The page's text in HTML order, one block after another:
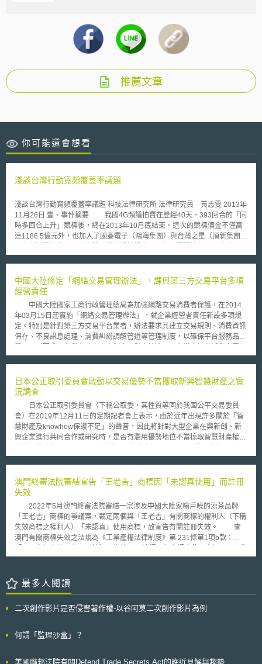
推薦文章
你可能還會想看
淺談台灣行動寬頻覆蓋率議題
淺談台灣行動寬頻覆蓋率議題 科技法律研究所 法律研究員 黃志雯 2013年
11月26日 壹、事件摘要 我國4G頻譜拍賣在歷經40天、393回合的「同
時多回合上升」競標後，終在2013年10月底結束。這次的競標價金不僅高
達1186.5億元外，也加入了國碁電子（鴻海集團）與台灣之星（頂新集團）
時，即可享受靜態1Gbps、行動間100Mbps的高速網路，在無線寬頻的高
越早，無論對產業、或是民眾皆是利大於弊。但是，從我國3G發展經驗可
知，行動寬頻基地台建置的普及程度，攸關整體產業發展的關鍵。因此，行
政院於今（2013）年11月成立「加速無線寬頻基礎設施小組」，依據電信
法第32條第2項的規定，並透過跨部會協調，逐步落實公有建築物開放建設
基地台之政策，增加4G業者涵蓋率，督促其儘速開台服務。同時，立法院
為讓公有建物建設基地台能順利推行，於同年11月三讀通過修正電信法第
32條。依據新修正之條文，未來除了因應輿論認為電磁波可能影響青少年發
外，其餘公有建築物之主管機關，無正當理由不得拒絕業者申請。 透
有3G的覆蓋率。除此之外，當4G涵蓋全台後，其高速、穩定的特性將可被
視為具有如固網般最後一哩（Last Mile）之效益，進而協助政府克服偏遠地
區鋪設寬頻的困境，使全國居民皆可享有網際網路的便利。 貳、重點說明
政府透過落實公有建築開放架設基地台之政策，協助4G業者加速開台
義務（5年內達人口涵蓋率50%），更希望能降低協商、架設基地台的成
本，減少我國行動寬頻在都會區基地台數量不足、非都會區距離過遠之問
題。其實，如何增加行動寬頻涵蓋率，是當前每一個國家致力發展的目標。
新加坡與英國政府為了實現無所不在網路的目標，在管制的手段上分別是：
到「行動寬頻訊號戶外覆蓋率99%、室內覆蓋率85%」的目標，新加坡修訂
「建築物資通訊設施實施條例」。本條例要求開發商或屋主在建設大型建案
用，增加行動寬頻覆蓋率。本條例落實後，預期可協助4G業者在既定時間
內（2.5GHz須最早實現）完成全國、所有捷運/公路隧道內必須可接收4G訊
號的要求。 (二)英國：英國為了改善既有行動寬頻涵蓋率，在今
（2013）年11月提出5點改善措施。其中，在相關規範上，Ofcom除了直接
扮演重要角色。當時，Ofcom即透過4G頻段拍賣，賦予一張2017年須提供
98%人口於室內、95%人口能於英國境內取得行動寬頻服務義務之執照，希
冀實現偏遠地區亦能擁有寬頻服務之理想。 參、事件評析 綜合上述，
過政策、法律協助、要求業者維護網路品質。台灣屬於地狹人稠的國家，行
是否可提供如同牌告的速度與品質，一向倍受挑戰。我國3G產生這個問
中國大陸修定「網絡交易管理辦法」，課與第三方交易平台多項
經營責任
中國大陸國家工商行政管理總局為加強網路交易消費者保護，在2014
年03月15日起實施「網絡交易管理辦法」，就企業經營者責任新設多項規
定。特別是針對第三方交易平台業者，辦法要求其建立交易規則、消費資訊
保存、不良訊息處理、消費糾紛調解管道等管理制度，以確保平台服務品
家，進行身分審查與建檔，透過以網管網，達成有效率的網路身分管理。
競爭行為態樣，包括任意調整信用評價、傷害他人商譽等影響交易秩序之欺
罔行為，皆受到明文禁止。甚至在商標侵權情況中，平台在接收到侵權通知
時，必須積極採取必要措施，否則就因此損害擴大部分，將與侵權行為人共
同承擔連帶責任。 考量在兩岸近期簽署之「海峽兩岸服務貿易協議」
中，陸方已承諾對台開放「在線數據處理與交易處理業務」之電子商務網站
經營，待將來協議完成相關程序生效後，台灣電子商務業者在進入大陸市場
經營交易平台時，勢必受到本辦法規範，實應留意相關要求以避免觸法。
日本公正取引委員會啟動以交易優勢不當攫取新興智慧財產之實
況調查
日本公正取引委員會（下稱公取委，其性質等同於我國公平交易委員
會）在2019年12月11日的定期記者會上表示，由於近年出現許多關於「智
慧財產及knowhow保護不足」的聲音，因此將針對大型企業在與新創、新
興企業進行共同合作或研究時，是否有濫用優勢地位不當掠取智慧財產權及
方式，針對日本國內約1萬家創業10年以內的IT製造新創產業與大企業間交
智慧財產：（1）契約約定大型企業無須經新興企業許可，即可逕自申請專
利；（2）共同研究成果全歸大型企業所有；（3）要求無限制的無償授權。
限制與他人合作：（1）長時間禁止新興企業與其他業界合作；（2）相關專
利遭到大企業所限制，導致事業無法拓展。 強勢締約：（1）大型企業對於
契約的意思決定過於緩慢；（2）直接交付簽訂好的紙本契約，並告知不得
變更契約內容。 公取委表示，因為新興企業具有開放式創新的價值，
在與大型企業進行合作時，對於國家產業發展及競爭力的提升，能發揮很大
澳門終審法院審結宣告「王老吉」商標因「未認真使用」而註冊
失效
2022年5月澳門終審法院審結一宗涉及中國大陸家喻戶曉的涼茶品牌
「王老吉」商標的爭議案，裁定兩個與「王老吉」有關商標的權利人（下稱
失效商標之權利人）「未認真」使用商標，故宣告有關註冊失效。 查
澳門有關商標失效之法規為《工業產權法律制度》第 231條第1項b款：
效商標之權利人主張延展商標專用期限，應認為有認真使用商標，但最後終
效。終審法院也引述歐盟法院判決輔助其判斷，指出關於商標認真使用的主
要宗旨為以下： (1)認真使用：本案判決指出「如果說某個已註冊商標的權
的義務」，因此，商標認真使用指的是權利人必須確實將註冊商標使用在註
的法律功能後，始能認定其為認真使用。（歐盟法院亦肯認之，認為認真使
最多人閱讀
二次創作影片是否侵害著作權-以谷阿莫二次創作影片為例
何謂「監理沙盒」？
美國聯邦法院有關Defend Trade Secrets Act的晚近見解與趨勢